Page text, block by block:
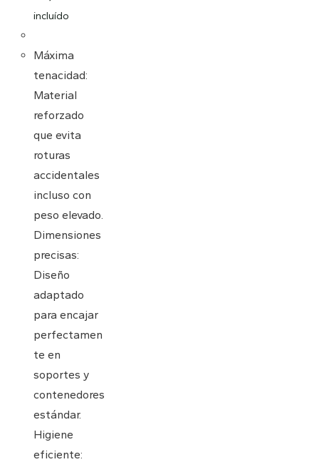
incluído
Máxima
tenacidad:
Material
reforzado
que evita
roturas
accidentales
incluso con
peso elevado.
Dimensiones
precisas:
Diseño
adaptado
para encajar
perfectamen
te en
soportes y
contenedores
estándar.
Higiene
eficiente: